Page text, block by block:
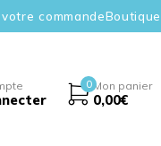
commandeBoutique
0 Mon panier
0,00€